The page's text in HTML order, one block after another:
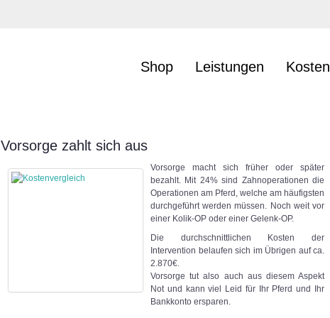
Shop Leistungen Kosten
Vorsorge zahlt sich aus
Vorsorge macht sich früher oder später
bezahlt. Mit 24% sind Zahnoperationen die
Operationen am Pferd, welche am häufigsten
durchgeführt werden müssen. Noch weit vor
einer Kolik-OP oder einer Gelenk-OP.
Die durchschnittlichen Kosten der
Intervention belaufen sich im Übrigen auf ca.
2.870€.
Vorsorge tut also auch aus diesem Aspekt
Not und kann viel Leid für Ihr Pferd und Ihr
Bankkonto ersparen.